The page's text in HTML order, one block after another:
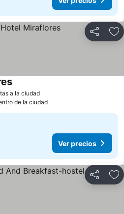
Compartir
a la ciudadVer precios
Ver precios
de la ciudad
Ver precios
Compartir